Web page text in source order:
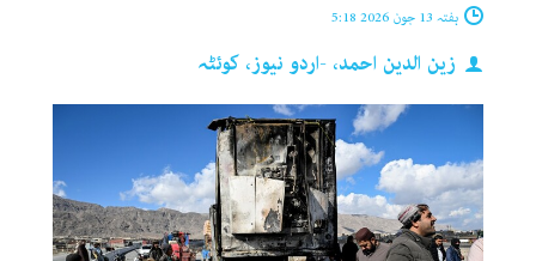
ہفتہ 13 جون 2026 5:18
زین الدین احمد، -اردو نیوز، کوئٹہ